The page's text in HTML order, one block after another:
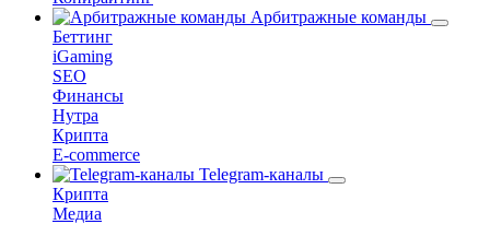
Арбитражные команды
Беттинг
iGaming
SEO
Финансы
Нутра
Крипта
E-commerce
Telegram-каналы
Крипта
Медиа